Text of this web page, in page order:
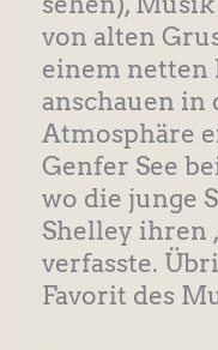
von alten
einem netten
anschauen in
Atmosphäre
Genfer See
wo die junge
Shelley ihren
verfasste.
Favorit des